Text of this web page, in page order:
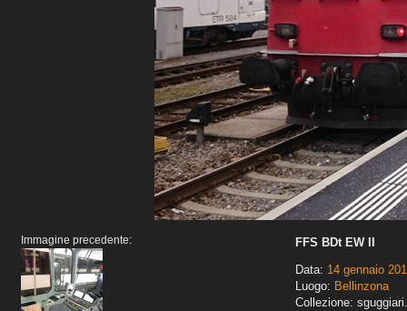
Immagine precedente:
FFS BDt EW II
Data: 14 gennaio
Luogo: Bellinzona
Collezione: